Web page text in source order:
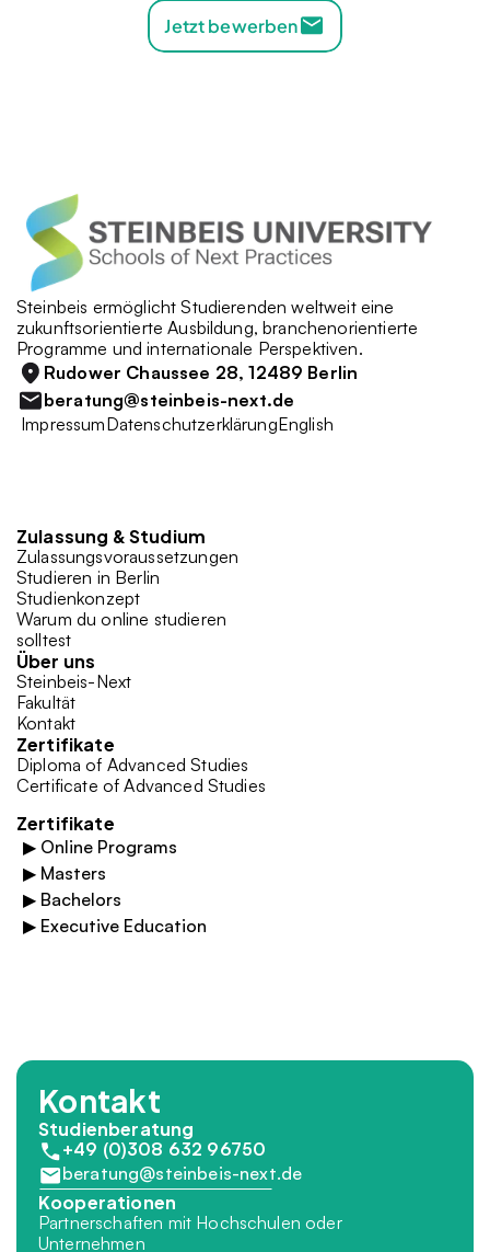
Jetzt bewerben
Steinbeis ermöglicht Studierenden weltweit eine
zukunftsorientierte Ausbildung, branchenorientierte
Programme und internationale Perspektiven.
Rudower Chaussee 28, 12489 Berlin
beratung@steinbeis-next.de
ImpressumDatenschutzerklärungEnglish
Zulassung & Studium
Zulassungsvoraussetzungen
Studieren in Berlin
Studienkonzept
Warum du online studieren
solltest
Über uns
Steinbeis-Next
Fakultät
Kontakt
Zertifikate
Diploma of Advanced Studies
Certificate of Advanced Studies
Zertifikate
▶ Online Programs
▶ Masters
▶ Bachelors
▶ Executive Education
Kontakt
Studienberatung
+49 (0)308 632 96750
beratung@steinbeis-next.de
Kooperationen
Partnerschaften mit Hochschulen oder
Unternehmen